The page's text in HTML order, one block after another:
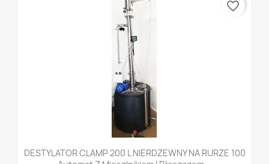
DESTYLATOR CLAMP 200 L NIERDZEWNY NA RURZE 100
favorite_border